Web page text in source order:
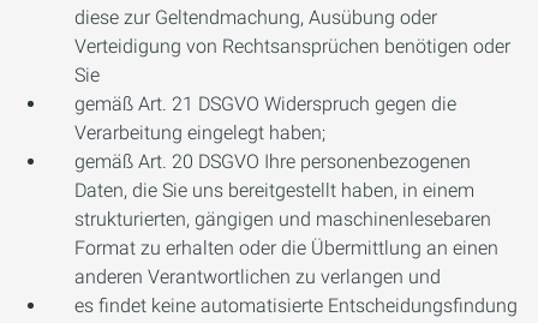
diese zur Geltendmachung, Ausübung oder
Verteidigung von Rechtsansprüchen benötigen oder
Sie
gemäß Art. 21 DSGVO Widerspruch gegen die
Verarbeitung eingelegt haben;
gemäß Art. 20 DSGVO Ihre personenbezogenen
Daten, die Sie uns bereitgestellt haben, in einem
strukturierten, gängigen und maschinenlesebaren
Format zu erhalten oder die Übermittlung an einen
anderen Verantwortlichen zu verlangen und
es findet keine automatisierte Entscheidungsfindung